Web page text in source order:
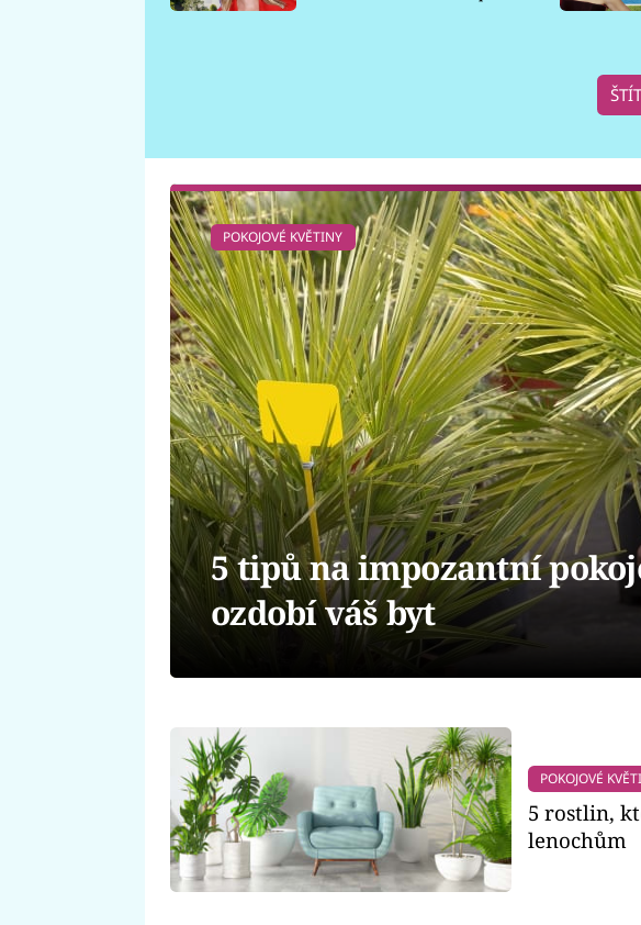
POKOJOVÉ KVĚTINY
5 tipů na impozantní
ozdobí váš byt
POKOJOVÉ
5 rostlin,
lenochům